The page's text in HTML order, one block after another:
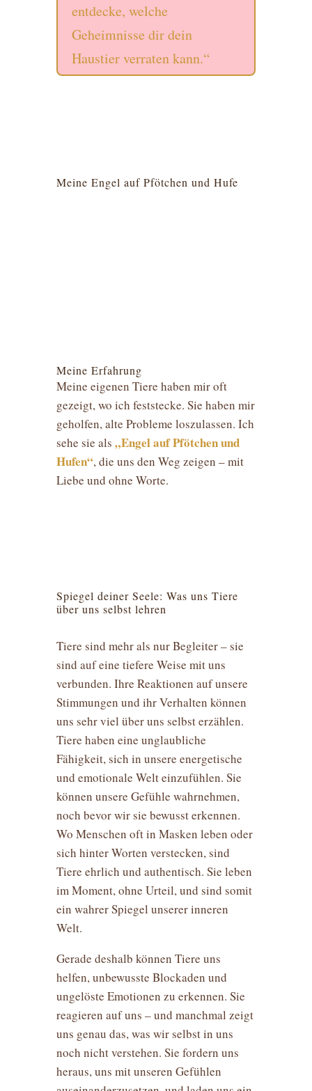
entdecke, welche
Geheimnisse dir dein
Haustier verraten kann.“
Meine Engel auf Pfötchen und Hufe
Meine Erfahrung
Meine eigenen Tiere haben mir oft
gezeigt, wo ich feststecke. Sie haben mir
geholfen, alte Probleme loszulassen. Ich
sehe sie als „Engel auf Pfötchen und
Hufen“, die uns den Weg zeigen – mit
Liebe und ohne Worte.
Spiegel deiner Seele: Was uns Tiere
über uns selbst lehren
Tiere sind mehr als nur Begleiter – sie
sind auf eine tiefere Weise mit uns
verbunden. Ihre Reaktionen auf unsere
Stimmungen und ihr Verhalten können
uns sehr viel über uns selbst erzählen.
Tiere haben eine unglaubliche
Fähigkeit, sich in unsere energetische
und emotionale Welt einzufühlen. Sie
können unsere Gefühle wahrnehmen,
noch bevor wir sie bewusst erkennen.
Wo Menschen oft in Masken leben oder
sich hinter Worten verstecken, sind
Tiere ehrlich und authentisch. Sie leben
im Moment, ohne Urteil, und sind somit
ein wahrer Spiegel unserer inneren
Welt.
Gerade deshalb können Tiere uns
helfen, unbewusste Blockaden und
ungelöste Emotionen zu erkennen. Sie
reagieren auf uns – und manchmal zeigt
uns genau das, was wir selbst in uns
noch nicht verstehen. Sie fordern uns
heraus, uns mit unseren Gefühlen